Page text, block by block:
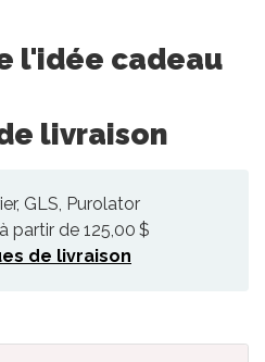
l'idée cadeau
livraison
GLS, Purolator
partir de 125,00 $
de livraison